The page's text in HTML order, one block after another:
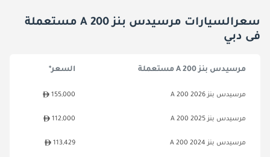
سعرالسيارات مرسيدس بنز A 200 مستعملة
فى دبي
مرسيدس بنز A 200 مستعملة السعر*
مرسيدس بنز A 200 2026 155,000
مرسيدس بنز A 200 2025 112,000
مرسيدس بنز A 200 2024 113,429